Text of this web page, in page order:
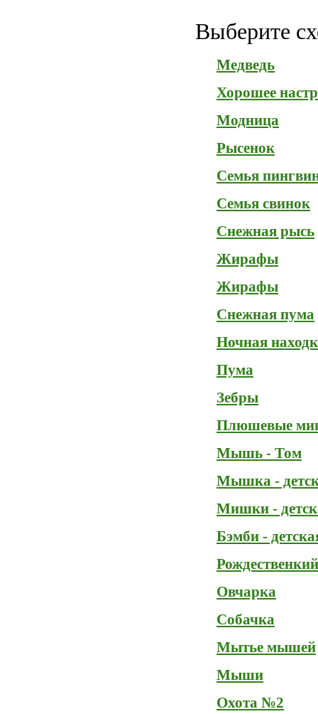
Выберите
Медведь
Хорошее
Модница
Рысенок
Семья
Семья свинок
Снежная рысь
Жирафы
Жирафы
Снежная пума
Ночная
Пума
Зебры
Плюшевые
Мышь - Том
Мышка -
Мишки -
Бэмби -
Овчарка
Собачка
Мытье мышей
Мыши
Охота №2